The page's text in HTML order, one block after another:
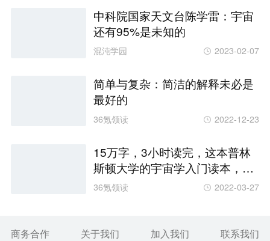
中科院国家天文台陈学雷：宇宙
还有95%是未知的
混沌学园 2023-02-07
简单与复杂：简洁的解释未必是
最好的
36氪领读 2022-12-23
15万字，3小时读完，这本普林
斯顿大学的宇宙学入门读本，值
得一读
36氪领读 2022-03-27
商务合作 关于我们 加入我们
联系我们